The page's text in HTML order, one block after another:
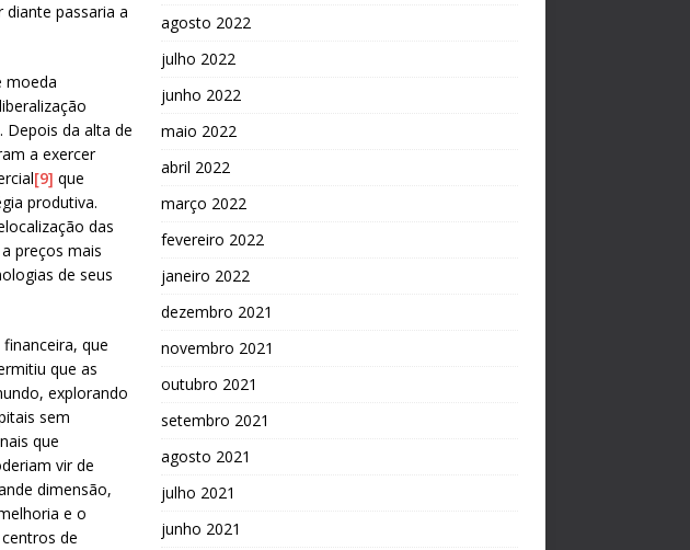
passaria a
moeda
Depois da alta de
a exercer
[9] que
produtiva.
das
preços mais
de seus
que
que as
explorando
sem
que
vir de
dimensão,
e o
de
agosto 2022
julho 2022
junho 2022
maio 2022
abril 2022
março 2022
fevereiro 2022
janeiro 2022
dezembro 2021
novembro 2021
outubro 2021
setembro 2021
agosto 2021
julho 2021
junho 2021